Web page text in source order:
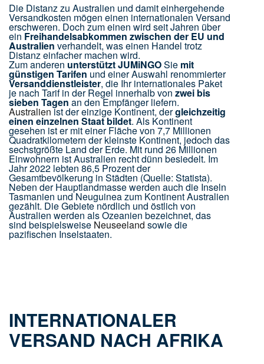
Die Distanz zu Australien und damit einhergehende
Versandkosten mögen einen internationalen Versand
erschweren. Doch zum einen wird seit Jahren über
ein Freihandelsabkommen zwischen der EU und
Australien verhandelt, was einen Handel trotz
Distanz einfacher machen wird.
Zum anderen unterstützt JUMiNGOSie mit
günstigen Tarifen und einer Auswahl renommierter
Versanddienstleister, die Ihr internationales Paket
je nach Tarif in der Regel innerhalb von zwei bis
sieben Tagen an den Empfänger liefern.
Australienist der einzige Kontinent, dergleichzeitig
einen einzelnen Staat bildet. Als Kontinent
gesehen ist er mit einer Fläche von 7,7 Millionen
Quadratkilometern der kleinste Kontinent, jedoch das
sechstgrößte Land der Erde. Mit rund 26 Millionen
Einwohnern ist Australien recht dünn besiedelt. Im
Jahr 2022 lebten 86,5 Prozent der
Gesamtbevölkerung in Städten (Quelle: Statista).
Neben der Hauptlandmasse werden auch die Inseln
Tasmanien und Neuguinea zum Kontinent Australien
gezählt. Die Gebiete nördlich und östlich von
Australien werden als Ozeanien bezeichnet, das
sind beispielsweise Neuseeland sowie die
pazifischen Inselstaaten.
INTERNATIONALER
VERSAND NACH AFRIKA